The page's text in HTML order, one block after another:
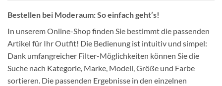
Bestellen bei Moderaum: So einfach geht’s!
In unserem Online-Shop finden Sie bestimmt die passenden
Artikel für Ihr Outfit! Die Bedienung ist intuitiv und simpel:
Dank umfangreicher Filter-Möglichkeiten können Sie die
Suche nach Kategorie, Marke, Modell, Größe und Farbe
sortieren. Die passenden Ergebnisse in den einzelnen